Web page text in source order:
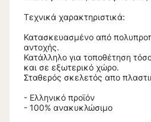
Τεχνικά χαρακτηριστικά:
Κατασκευασμένο από
αντοχής.
Κατάλληλο για τοποθέτηση
και σε εξωτερικό χώρο.
Σταθερός σκελετός απο
- Ελληνικό προϊόν
- 100% ανακυκλώσιμο